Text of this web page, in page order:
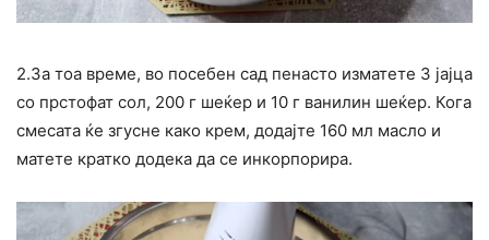
2.За тоа време, во посебен сад пенасто изматете 3 јајца
со прстофат сол, 200 г шеќер и 10 г ванилин шеќер. Кога
смесата ќе згусне како крем, додајте 160 мл масло и
матете кратко додека да се инкорпорира.